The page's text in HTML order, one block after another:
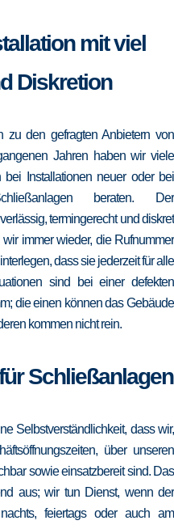
mit viel
Diskretion
zu den gefragten Anbietern von
Jahren haben wir viele
bei Installationen neuer oder bei
beraten. Der
termingerecht und diskret
immer wieder, die Rufnummer
dass sie jederzeit für alle
sind bei einer defekten
die einen können das Gebäude
kommen nicht rein.
Schließanlagen
Selbstverständlichkeit, dass wir,
über unseren
sowie einsatzbereit sind. Das
aus; wir tun Dienst, wenn der
feiertags oder auch am